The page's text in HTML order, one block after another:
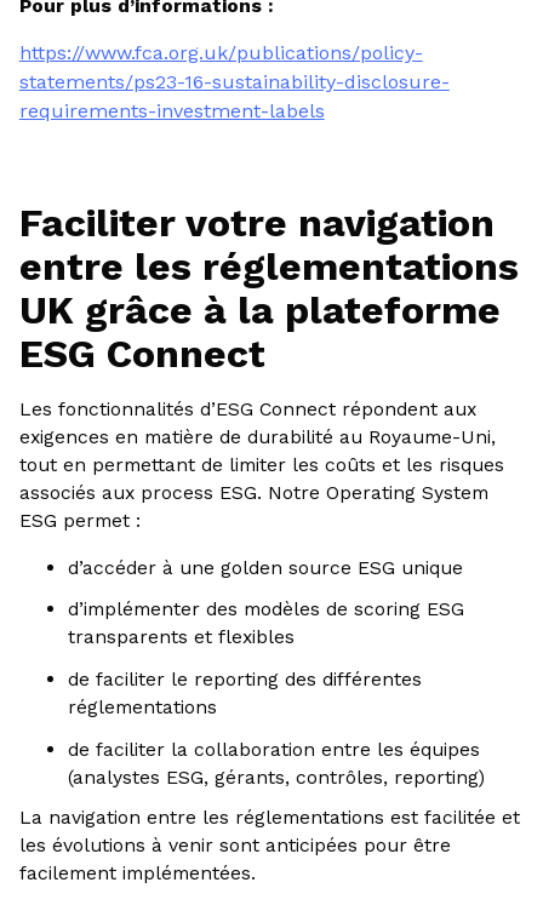
Pour plus d’informations :
https://www.fca.org.uk/publications/policy-
statements/ps23-16-sustainability-disclosure-
requirements-investment-labels
Faciliter votre navigation
entre les réglementations
UK grâce à la plateforme
ESG Connect
Les fonctionnalités d’ESG Connect répondent aux
exigences en matière de durabilité au Royaume-Uni,
tout en permettant de limiter les coûts et les risques
associés aux process ESG. Notre Operating System
ESG permet :
d’accéder à une golden source ESG unique
d’implémenter des modèles de scoring ESG
transparents et flexibles
de faciliter le reporting des différentes
réglementations
de faciliter la collaboration entre les équipes
(analystes ESG, gérants, contrôles, reporting)
La navigation entre les réglementations est facilitée et
les évolutions à venir sont anticipées pour être
facilement implémentées.